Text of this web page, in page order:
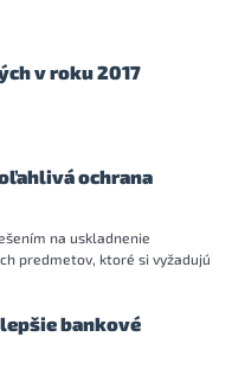
v roku 2017
ochrana
na uskladnenie
predmetov, ktoré si vyžadujú
bankové